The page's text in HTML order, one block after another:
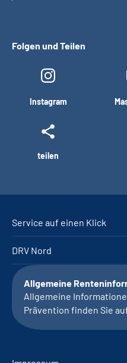
Folgen und Teilen
Instagram
teilen
Service auf einen Klick
DRV Nord
Allgemeine
Allgemeine
Prävention finden Sie